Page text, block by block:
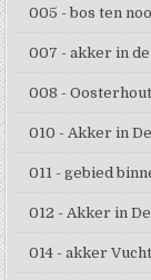
005 - bos ten
007 - akker in
008 -
010 - Akker in
011 - gebied
012 - Akker in
014 - akker